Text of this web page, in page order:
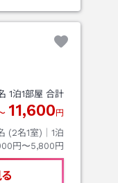
1泊1部屋 合計
11,600 円
(2名1室)｜ 1泊
円〜5,800円